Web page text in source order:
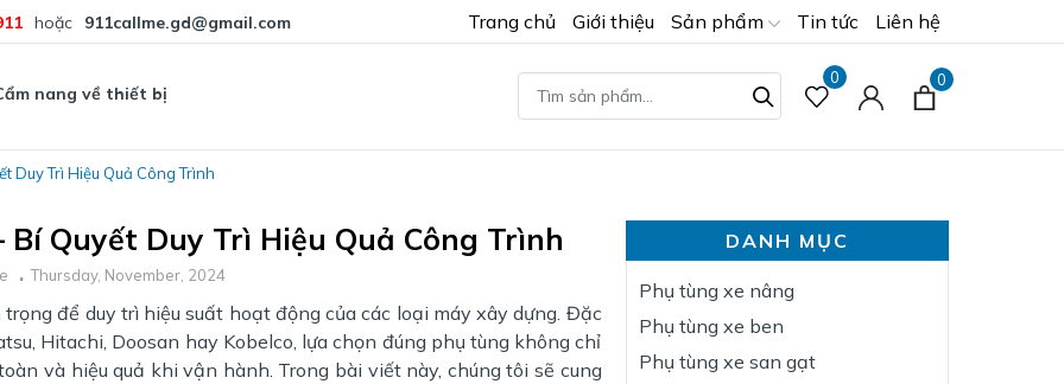
hoặc 911callme.gd@gmail.com Trang chủ Giới thiệu Sản phẩm Tin tức Liên hệ
nang về thiết bị
0 0
Duy Trì Hiệu Quả Công Trình
Quyết Duy Trì Hiệu Quả Công Trình
Thursday, November, 2024
để duy trì hiệu suất hoạt động của các loại máy xây dựng. Đặc
Hitachi, Doosan hay Kobelco, lựa chọn đúng phụ tùng không chỉ
và hiệu quả khi vận hành. Trong bài viết này, chúng tôi sẽ cung
DANH MỤC
Phụ tùng xe nâng
Phụ tùng xe ben
Phụ tùng xe san gạt